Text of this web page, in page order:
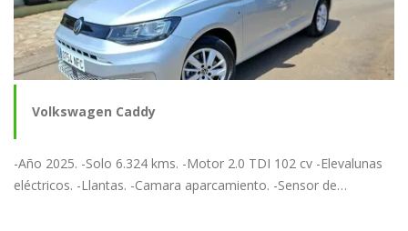
Volkswagen Caddy
-Año 2025. -Solo 6.324 kms. -Motor 2.0 TDI 102 cv -Elevalunas
eléctricos. -Llantas. -Camara aparcamiento. -Sensor de…